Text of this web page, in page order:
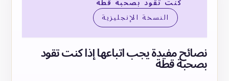
النسخة الإنجليزية
نصائح مفيدة يجب اتباعها إذا كنت تقود
بصحبة قطة